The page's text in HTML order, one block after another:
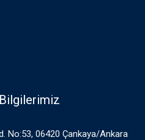
No:53, 06420 Çankaya/Ankara